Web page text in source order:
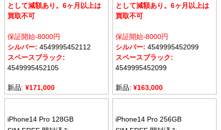
として減額あり。6ヶ月以上は
買取不可
保証開始-8000円
シルバー: 4549995452112
スペースブラック:
4549995452105
新品: ¥171,000
として減額あり。6ヶ月以上は
買取不可
保証開始-8000円
シルバー: 4549995452099
スペースブラック:
4549995452099
新品: ¥163,000
iPhone14 Pro 128GB
iPhone14 Pro 256GB